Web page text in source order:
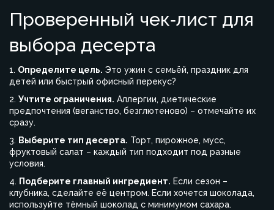
Проверенный чек‑лист для
выбора десерта
1. Определите цель. Это ужин с семьёй, праздник для
детей или быстрый офисный перекус?
2. Учтите ограничения. Аллергии, диетические
предпочтения (веганство, безглютеново) – отмечайте их
сразу.
3. Выберите тип десерта. Торт, пирожное, мусс,
фруктовый салат – каждый тип подходит под разные
условия.
4. Подберите главный ингредиент. Если сезон –
клубника, сделайте её центром. Если хочется шоколада,
используйте тёмный шоколад с минимумом сахара.